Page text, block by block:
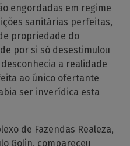
engordadas em regime
sanitárias perfeitas,
propriedade do
por si só desestimulou
a realidade
ao único ofertante
ser inverídica esta
de Fazendas Realeza,
Golin, compareceu